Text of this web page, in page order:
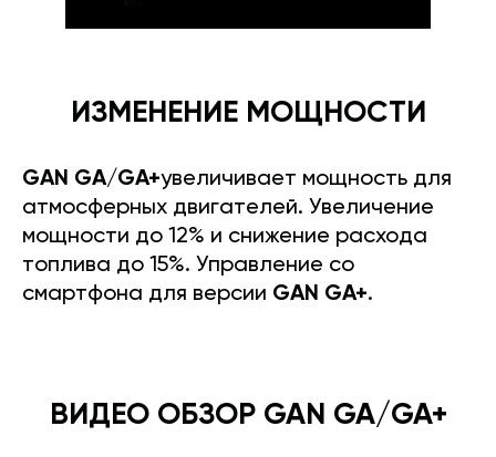
ИЗМЕНЕНИЕ МОЩНОСТИ
GAN GA/GA+увеличивает мощность для
атмосферных двигателей. Увеличение
мощности до 12% и снижение расхода
топлива до 15%. Управление со
смартфона для версии GAN GA+.
ВИДЕО ОБЗОР GAN GA/GA+